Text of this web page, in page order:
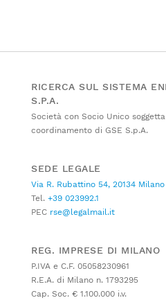
RICERCA SUL SISTEMA
S.P.A.
Società con Socio Unico
coordinamento di GSE S.p.A.
SEDE LEGALE
Via R. Rubattino 54, 20134 Milano
Tel. +39 023992.1
PEC rse@legalmail.it
REG. IMPRESE DI MILANO
P.IVA e C.F. 05058230961
R.E.A. di Milano n. 1793295
Cap. Soc. € 1.100.000 i.v.